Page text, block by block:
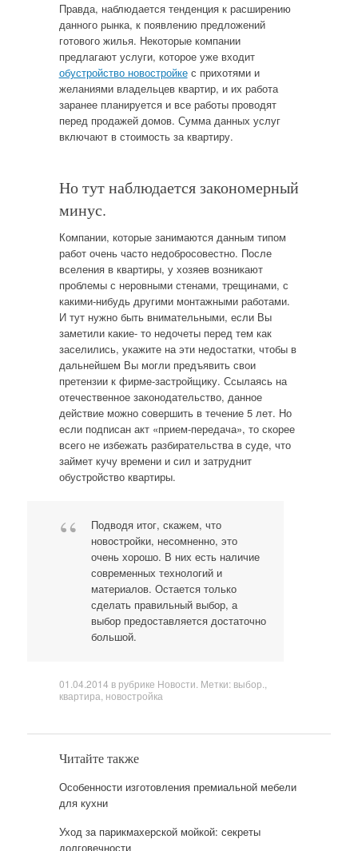
Правда, наблюдается тенденция к расширению
данного рынка, к появлению предложений
готового жилья. Некоторые компании
предлагают услуги, которое уже входит
обустройство новостройкес прихотями и
желаниями владельцев квартир, и их работа
заранее планируется и все работы проводят
перед продажей домов. Сумма данных услуг
включают в стоимость за квартиру.
Но тут наблюдается закономерный
минус.
Компании, которые занимаются данным типом
работ очень часто недобросовестно. После
вселения в квартиры, у хозяев возникают
проблемы с неровными стенами, трещинами, с
какими-нибудь другими монтажными работами.
И тут нужно быть внимательными, если Вы
заметили какие- то недочеты перед тем как
заселились, укажите на эти недостатки, чтобы в
дальнейшем Вы могли предъявить свои
претензии к фирме-застройщику. Ссылаясь на
отечественное законодательство, данное
действие можно совершить в течение 5 лет. Но
если подписан акт «прием-передача», то скорее
всего не избежать разбирательства в суде, что
займет кучу времени и сил и затруднит
обустройство квартиры.
Подводя итог, скажем, что
новостройки, несомненно, это
очень хорошо. В них есть наличие
современных технологий и
материалов. Остается только
сделать правильный выбор, а
выбор предоставляется достаточно
большой.
01.04.2014 в рубрике Новости . Метки: выбор.
квартира новостройка
Читайте также
Особенности изготовления премиальной мебели
для кухни
Уход за парикмахерской мойкой: секреты
долговечности